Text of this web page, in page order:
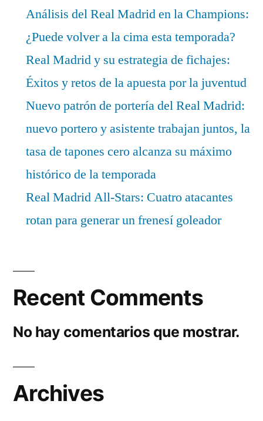
Análisis del Real Madrid en la Champions:
¿Puede volver a la cima esta temporada?
Real Madrid y su estrategia de fichajes:
Éxitos y retos de la apuesta por la juventud
Nuevo patrón de portería del Real Madrid:
nuevo portero y asistente trabajan juntos, la
tasa de tapones cero alcanza su máximo
histórico de la temporada
Real Madrid All-Stars: Cuatro atacantes
rotan para generar un frenesí goleador
Recent Comments
No hay comentarios que mostrar.
Archives